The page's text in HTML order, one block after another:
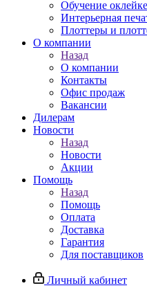
Обучение
Интерьерная
Плоттеры и
О компании
Назад
О компании
Контакты
Офис продаж
Вакансии
Дилерам
Новости
Назад
Новости
Акции
Помощь
Назад
Помощь
Оплата
Доставка
Гарантия
Для поставщиков
Личный кабинет